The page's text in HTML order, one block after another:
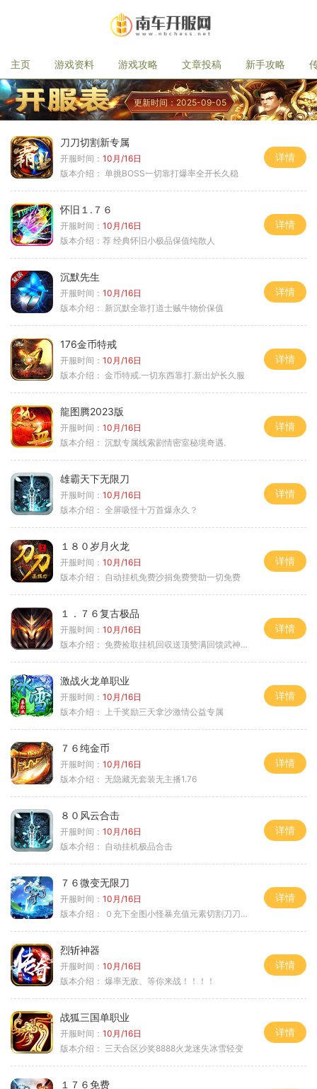
主页 游戏资料 游戏攻略 文章投稿 新手攻略
更新时间：2025-09-05
刀刀切割新专属
开服时间： 10月/16日
版本介绍： 单挑BOSS一切靠打爆率全开长久稳
详情
怀旧１.７６
开服时间： 10月/16日
版本介绍： 荐 经典怀旧小极品保值纯散人
详情
沉默先生
开服时间： 10月/16日
版本介绍： 新沉默全靠打道士贼牛物价保值
详情
176金币特戒
开服时间： 10月/16日
版本介绍： 金币特戒.一切东西靠打.新出炉长久服
详情
龍图腾2023版
开服时间： 10月/16日
版本介绍： 沉默专属线索剧情密室秘境奇遇.
详情
雄霸天下无限刀
开服时间： 10月/16日
版本介绍： 全屏吸怪十万首爆永久？
详情
１８０岁月火龙
开服时间： 10月/16日
版本介绍： 自动挂机免费沙捐免费赞助一切免费
详情
１．７６复古极品
开服时间： 10月/16日
版本介绍： 免费捡取挂机回収送顶赞满回馈武神之力
详情
激战火龙单职业
开服时间： 10月/16日
版本介绍：
上千奖励三天拿沙激情公益专属
详情
７６纯金币
开服时间： 10月/16日
版本介绍： 无隐藏无套装无主播1.76
详情
８０风云合击
开服时间： 10月/16日
版本介绍： 自动挂机极品合击
详情
７６微变无限刀
开服时间： 10月/16日
版本介绍：
０充下全图小怪暴充值元素切割刀刀极品
详情
烈斩神器
开服时间： 10月/16日
版本介绍： 爆率无敌、等你来战！！！！
详情
战狐三国单职业
开服时间： 10月/16日
版本介绍： 三天合区沙奖8888火龙迷失冰雪轻变
详情
１７６免费